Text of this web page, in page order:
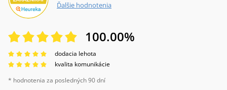
Ďalšie hodnotenia
100.00%
dodacia lehota
kvalita komunikácie
* hodnotenia za posledných 90 dní